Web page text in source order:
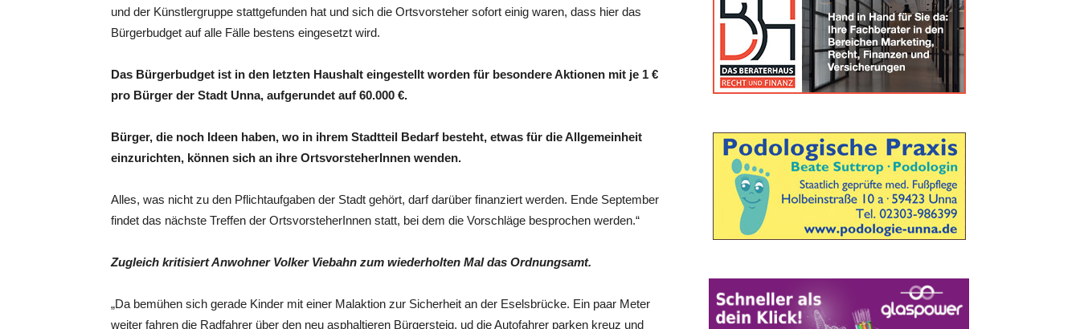
und der Künstlergruppe stattgefunden hat und sich die Ortsvorsteher sofort einig waren, dass hier das
Bürgerbudget auf alle Fälle bestens eingesetzt wird.
Das Bürgerbudget ist in den letzten Haushalt eingestellt worden für besondere Aktionen mit je 1 €
pro Bürger der Stadt Unna, aufgerundet auf 60.000 €.
Bürger, die noch Ideen haben, wo in ihrem Stadtteil Bedarf besteht, etwas für die Allgemeinheit
einzurichten, können sich an ihre OrtsvorsteherInnen wenden.
Alles, was nicht zu den Pflichtaufgaben der Stadt gehört, darf darüber finanziert werden. Ende September
findet das nächste Treffen der OrtsvorsteherInnen statt, bei dem die Vorschläge besprochen werden.“
Zugleich kritisiert Anwohner Volker Viebahn zum wiederholten Mal das Ordnungsamt.
„Da bemühen sich gerade Kinder mit einer Malaktion zur Sicherheit an der Eselsbrücke. Ein paar Meter
weiter fahren die Radfahrer über den neu asphaltieren Bürgersteig, ud die Autofahrer parken kreuz und